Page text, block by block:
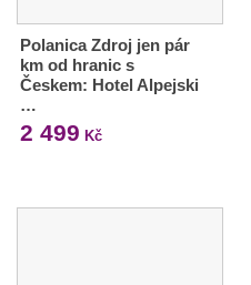
Polanica Zdroj jen pár
km od hranic s
Českem: Hotel Alpejski
…
2 499 Kč